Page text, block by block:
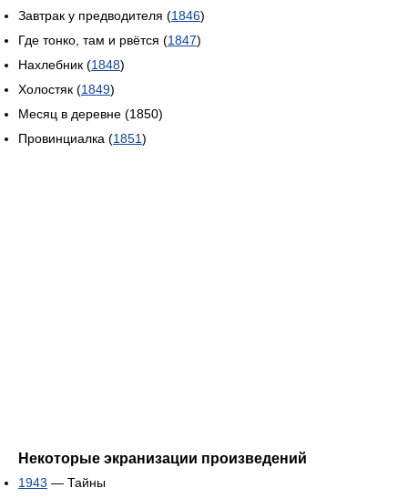
Завтрак у предводителя (1846)
Где тонко, там и рвётся (1847)
Нахлебник (1848)
Холостяк (1849)
Месяц в деревне (1850)
Провинциалка (1851)
Некоторые экранизации произведений
1943 — Тайны